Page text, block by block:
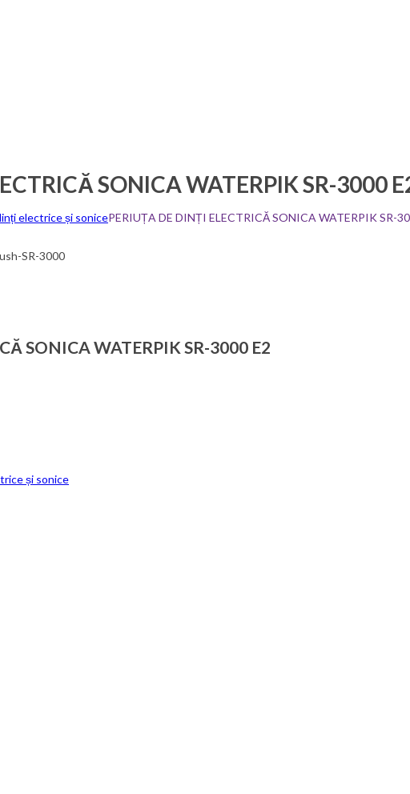
SONICA WATERPIK SR-3000
electrice și sonicePERIUȚA DE DINȚI ELECTRICĂ SONICA WATERPIK SR-
SONICA WATERPIK SR-3000 E2
și sonice